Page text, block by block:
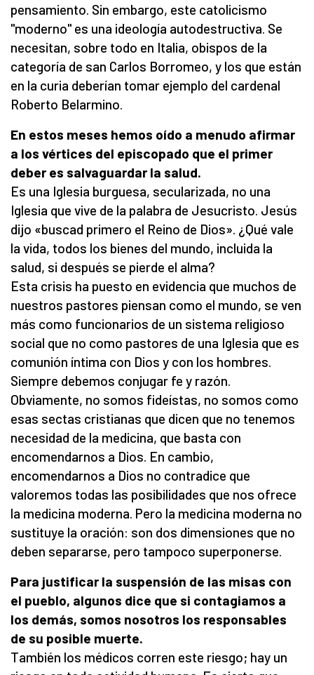
pensamiento. Sin embargo, este catolicismo
"moderno" es una ideología autodestructiva. Se
necesitan, sobre todo en Italia, obispos de la
categoría de san Carlos Borromeo, y los que están
en la curia deberían tomar ejemplo del cardenal
Roberto Belarmino.
En estos meses hemos oído a menudo afirmar
a los vértices del episcopado que el primer
deber es salvaguardar la salud.
Es una Iglesia burguesa, secularizada, no una
Iglesia que vive de la palabra de Jesucristo. Jesús
dijo «buscad primero el Reino de Dios». ¿Qué vale
la vida, todos los bienes del mundo, incluida la
salud, si después se pierde el alma?
Esta crisis ha puesto en evidencia que muchos de
nuestros pastores piensan como el mundo, se ven
más como funcionarios de un sistema religioso
social que no como pastores de una Iglesia que es
comunión íntima con Dios y con los hombres.
Siempre debemos conjugar fe y razón.
Obviamente, no somos fideístas, no somos como
esas sectas cristianas que dicen que no tenemos
necesidad de la medicina, que basta con
encomendarnos a Dios. En cambio,
encomendarnos a Dios no contradice que
valoremos todas las posibilidades que nos ofrece
la medicina moderna. Pero la medicina moderna no
sustituye la oración: son dos dimensiones que no
deben separarse, pero tampoco superponerse.
Para justificar la suspensión de las misas con
el pueblo, algunos dice que si contagiamos a
los demás, somos nosotros los responsables
de su posible muerte.
También los médicos corren este riesgo; hay un